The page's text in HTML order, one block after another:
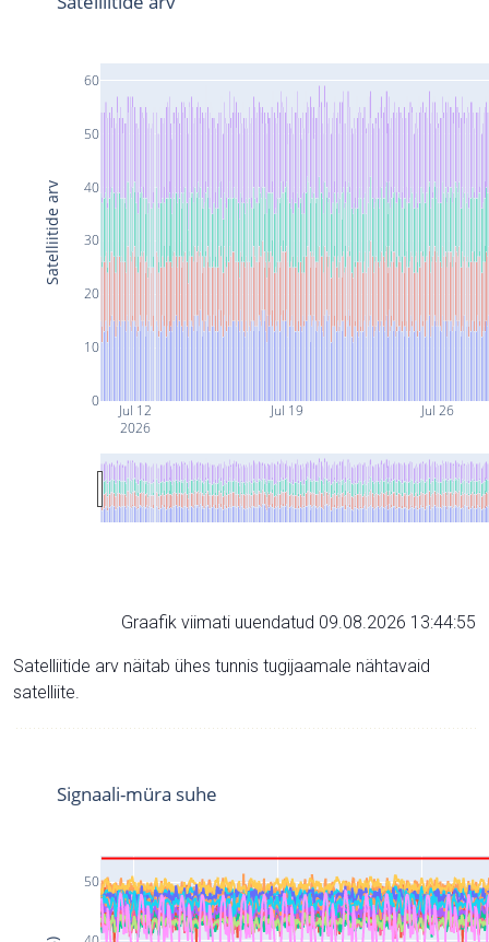
Jul 12
2026
Jul 19 Jul 26
0
10
20
30
40
50
60
Satelliitide arv
Graafik viimati uuendatud 09.08.2026 13:44:55
Satelliitide arv näitab ühes tunnis tugijaamale nähtavaid
satelliite.
50
Signaali-müra suhe